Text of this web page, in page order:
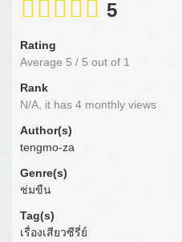
5
Rating
Average 5 / 5 out of 1
Rank
N/A, it has 4 monthly views
Author(s)
tengmo-za
Genre(s)
ช่มขืน
Tag(s)
เรื่องเสียวซีรี่ย์